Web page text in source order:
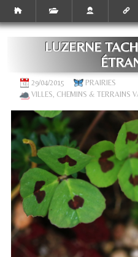
LUZERNE
29/04/2015
PRAIRIES
VILLES, CHEMINS & TERRAINS